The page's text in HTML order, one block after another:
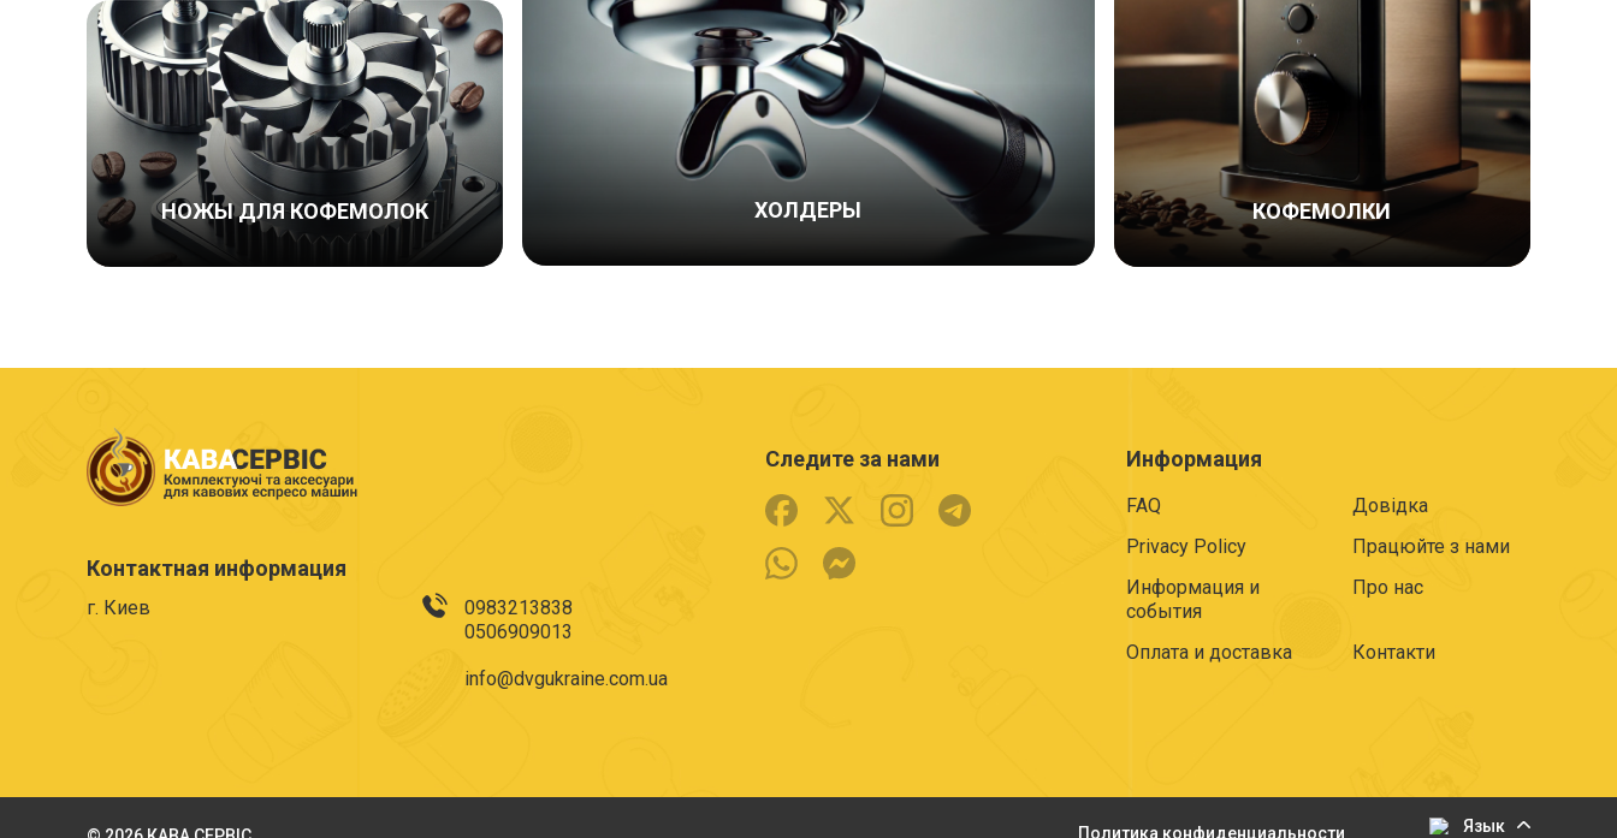
НОЖЫ ДЛЯ КОФЕМОЛОК ХОЛДЕРЫ КОФЕМОЛКИ
Контактная информация
г. Киев
0983213838
0506909013
info@dvgukraine.com.ua
Следите за нами Информация
FAQ
Довідка
Privacy Policy
Працюйте з нами
Информация и
события
Про нас
Оплата и доставка Контакти
Политика конфиденциальности Язык